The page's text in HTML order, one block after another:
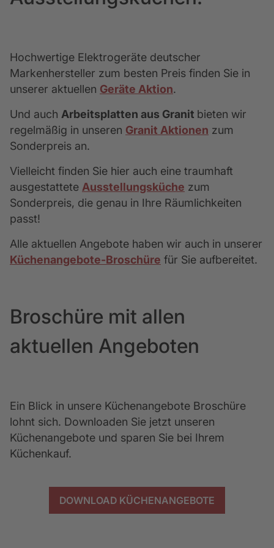
BezeichnungManhattan Olive
DFL094A51
Leiser, leistungsstarker Motor
Hohe Abzugsleistung (bis 412 m³/h)
Helle, energiesparende LED-Beleuchtung
Leicht zu reinigender Metall-Fettfilter
Für Abluft und Umluft geeignet
Datenblatt herunterladen
Hochwertige Elektrogeräte deutscher
Markenhersteller zum besten Preis finden Sie in
unserer aktuellen Geräte Aktion.
Und auch Arbeitsplatten aus Granit bieten wir
regelmäßig in unseren Granit Aktionen zum
Sonderpreis an.
Vielleicht finden Sie hier auch eine traumhaft
ausgestattete Ausstellungsküche zum
Sonderpreis, die genau in Ihre Räumlichkeiten
passt! ​
Alle aktuellen Angebote haben wir auch in unserer
Küchenangebote-Broschüre für Sie aufbereitet.
Broschüre mit allen
aktuellen Angeboten
Ein Blick in unsere Küchenangebote Broschüre
lohnt sich. Downloaden Sie jetzt unseren
Küchenangebote und sparen Sie bei Ihrem
Küchenkauf.
DOWNLOAD KÜCHENANGEBOTE